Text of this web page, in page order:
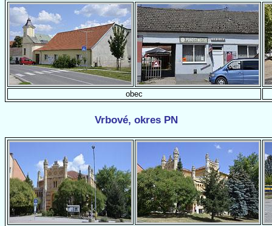
obec
Vrbové, okres PN